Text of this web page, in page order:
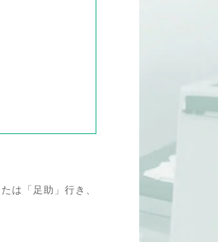
は「足助」行き、